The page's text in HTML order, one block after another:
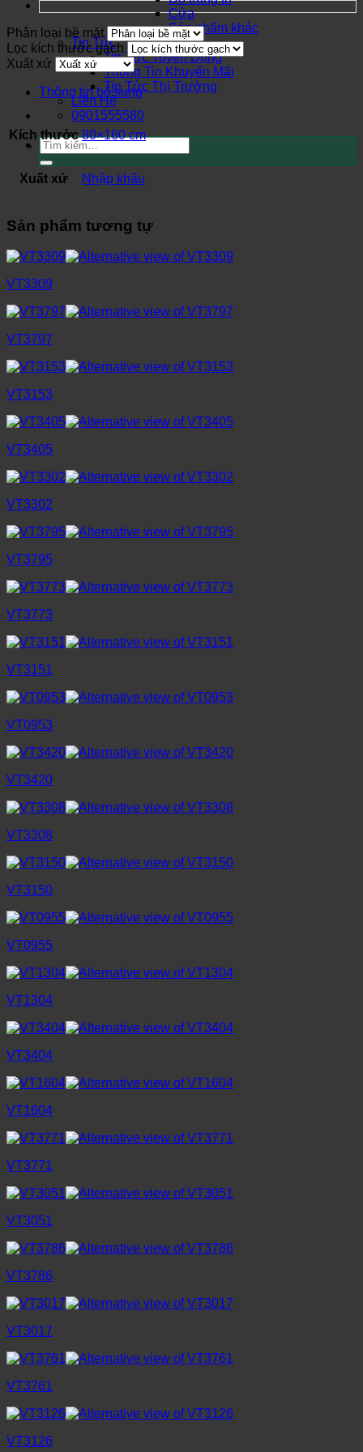
Cửa
Sản phẩm khác
Tin Tức
Tin Tức Tuyển Dụng
Thông Tin Khuyến Mãi
Tin Tức Thị Trường
Liên Hệ
0901555580
Tìm
kiếm:
Phân loại bề mặt
Lọc kích thước gạch
Xuất xứ
Thông tin bổ sung
Kích thước 80×160 cm
Xuất xứ Nhập khẩu
Sản phẩm tương tự
VT3309
VT3797
VT3153
VT3405
VT3302
VT3795
VT3773
VT3151
VT0953
VT3420
VT3308
VT3150
VT0955
VT1304
VT3404
VT1604
VT3771
VT3051
VT3786
VT3017
VT3761
VT3126